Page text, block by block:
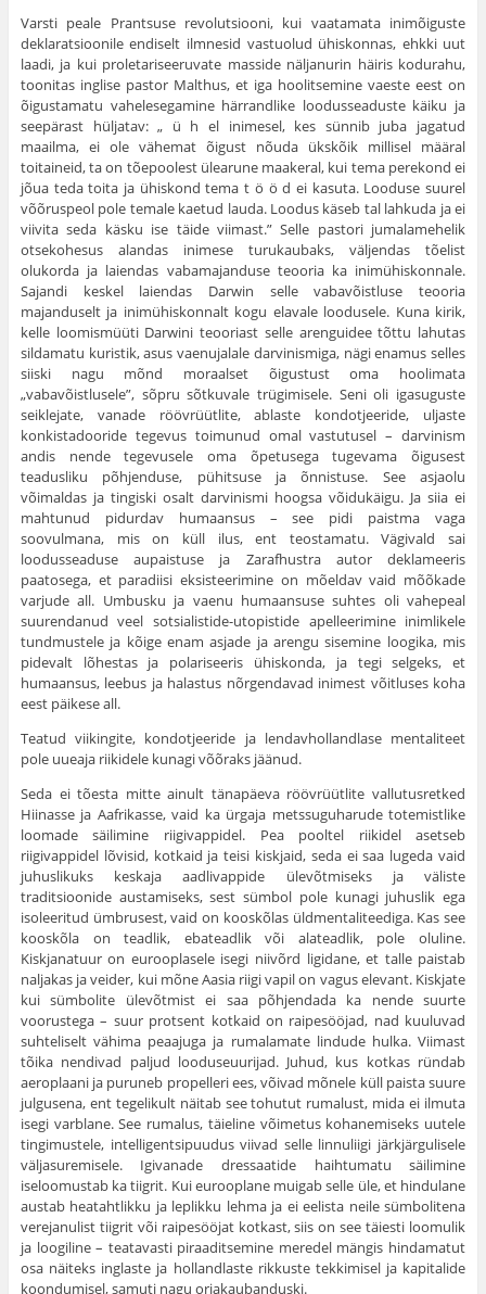
Varsti peale Prantsuse revolutsiooni, kui vaatamata inimõiguste
deklaratsioonile endiselt ilmnesid vastuolud ühiskonnas, ehkki uut
laadi, ja kui proletariseeruvate masside näljanurin häiris kodurahu,
toonitas inglise pastor Malthus, et iga hoolitsemine vaeste eest on
õigustamatu vahelesegamine härrandlike loodusseaduste käiku ja
seepärast hüljatav: „ ü h el inimesel, kes sünnib juba jagatud
maailma, ei ole vähemat õigust nõuda ükskõik millisel määral
toitaineid, ta on tõepoolest ülearune maakeral, kui tema perekond ei
jõua teda toita ja ühiskond tema t ö ö d ei kasuta. Looduse suurel
võõruspeol pole temale kaetud lauda. Loodus käseb tal lahkuda ja ei
viivita seda käsku ise täide viimast.” Selle pastori jumalamehelik
otsekohesus alandas inimese turukaubaks, väljendas tõelist
olukorda ja laiendas vabamajanduse teooria ka inimühiskonnale.
Sajandi keskel laiendas Darwin selle vabavõistluse teooria
majanduselt ja inimühiskonnalt kogu elavale loodusele. Kuna kirik,
kelle loomismüüti Darwini teooriast selle arenguidee tõttu lahutas
sildamatu kuristik, asus vaenujalale darvinismiga, nägi enamus selles
siiski nagu mõnd moraalset õigustust oma hoolimata
„vabavõistlusele”, sõpru sõtkuvale trügimisele. Seni oli igasuguste
seiklejate, vanade röövrüütlite, ablaste kondotjeeride, uljaste
konkistadooride tegevus toimunud omal vastutusel – darvinism
andis nende tegevusele oma õpetusega tugevama õigusest
teadusliku põhjenduse, pühitsuse ja õnnistuse. See asjaolu
võimaldas ja tingiski osalt darvinismi hoogsa võidukäigu. Ja siia ei
mahtunud pidurdav humaansus – see pidi paistma vaga
soovulmana, mis on küll ilus, ent teostamatu. Vägivald sai
loodusseaduse aupaistuse ja Zarafhustra autor deklameeris
paatosega, et paradiisi eksisteerimine on mõeldav vaid mõõkade
varjude all. Umbusku ja vaenu humaansuse suhtes oli vahepeal
suurendanud veel sotsialistide-utopistide apelleerimine inimlikele
tundmustele ja kõige enam asjade ja arengu sisemine loogika, mis
pidevalt lõhestas ja polariseeris ühiskonda, ja tegi selgeks, et
humaansus, leebus ja halastus nõrgendavad inimest võitluses koha
eest päikese all.
Teatud viikingite, kondotjeeride ja lendavhollandlase mentaliteet
pole uueaja riikidele kunagi võõraks jäänud.
Seda ei tõesta mitte ainult tänapäeva röövrüütlite vallutusretked
Hiinasse ja Aafrikasse, vaid ka ürgaja metssuguharude totemistlike
loomade säilimine riigivappidel. Pea pooltel riikidel asetseb
riigivappidel lõvisid, kotkaid ja teisi kiskjaid, seda ei saa lugeda vaid
juhuslikuks keskaja aadlivappide ülevõtmiseks ja väliste
traditsioonide austamiseks, sest sümbol pole kunagi juhuslik ega
isoleeritud ümbrusest, vaid on kooskõlas üldmentaliteediga. Kas see
kooskõla on teadlik, ebateadlik või alateadlik, pole oluline.
Kiskjanatuur on eurooplasele isegi niivõrd ligidane, et talle paistab
naljakas ja veider, kui mõne Aasia riigi vapil on vagus elevant. Kiskjate
kui sümbolite ülevõtmist ei saa põhjendada ka nende suurte
voorustega – suur protsent kotkaid on raipesööjad, nad kuuluvad
suhteliselt vähima peaajuga ja rumalamate lindude hulka. Viimast
tõika nendivad paljud looduseuurijad. Juhud, kus kotkas ründab
aeroplaani ja puruneb propelleri ees, võivad mõnele küll paista suure
julgusena, ent tegelikult näitab see tohutut rumalust, mida ei ilmuta
isegi varblane. See rumalus, täieline võimetus kohanemiseks uutele
tingimustele, intelligentsipuudus viivad selle linnuliigi järkjärgulisele
väljasuremisele. Igivanade dressaatide haihtumatu säilimine
iseloomustab ka tiigrit. Kui eurooplane muigab selle üle, et hindulane
austab heatahtlikku ja leplikku lehma ja ei eelista neile sümbolitena
verejanulist tiigrit või raipesööjat kotkast, siis on see täiesti loomulik
ja loogiline – teatavasti piraaditsemine meredel mängis hindamatut
osa näiteks inglaste ja hollandlaste rikkuste tekkimisel ja kapitalide
koondumisel, samuti nagu orjakaubanduski.